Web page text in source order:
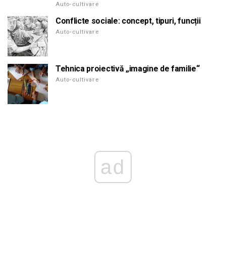
Auto-cultivare
Conflicte sociale: concept, tipuri, funcții
Auto-cultivare
Tehnica proiectivă „imagine de familie“
Auto-cultivare
ad